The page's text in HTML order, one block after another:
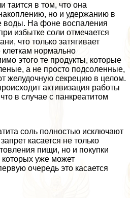
таится в том, что она
но и удержанию в
воды. На фоне воспаления
избытке соли отмечается
что только затягивает
нормально
этого те продукты, которые
а не просто подсоленные,
желудочную секрецию в целом.
активизация работы
в случае с панкреатитом
соль полностью исключают
касается не только
пищи, но и покупки
которых уже может
очередь это касается